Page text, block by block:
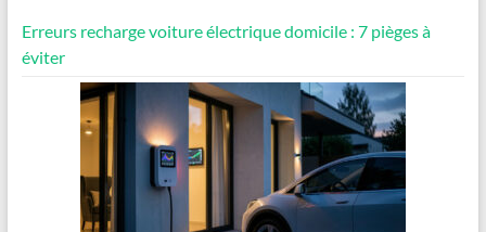
Erreurs recharge voiture électrique domicile : 7 pièges à
éviter